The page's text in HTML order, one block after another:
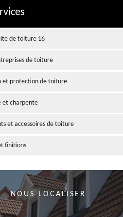
de toiture 16
de toiture
et protection de toiture
et charpente
et accessoires de toiture
finitions
NOUS LOCALISER